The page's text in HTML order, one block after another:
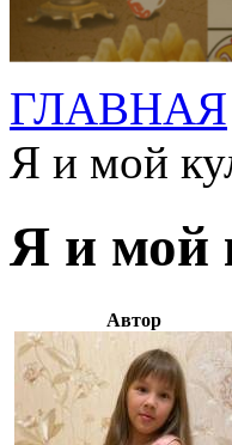
ГЛАВНАЯ
Я и мой
Я и мой
Автор